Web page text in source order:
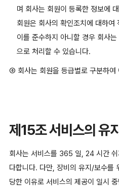
며 회사는 회원이 등록한 정보에
회원은 회사의 확인조치에 대하여
이를 준수하지 아니할 경우 회사
으로 처리할 수 있습니다.
⑥ 회사는 회원을 등급별로 구분하여
제15조 서비스의 유
회사는 서비스를 365 일, 24 시간
다합니다. 다만, 장비의 유지/보수를
당한 이유로 서비스의 제공이 일시